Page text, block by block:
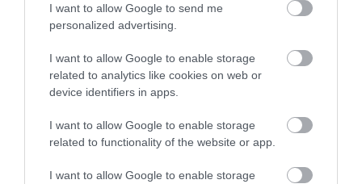
I want to allow Google to send me
personalized advertising.
I want to allow Google to enable storage
related to analytics like cookies on web or
device identifiers in apps.
I want to allow Google to enable storage
related to functionality of the website or app.
I want to allow Google to enable storage